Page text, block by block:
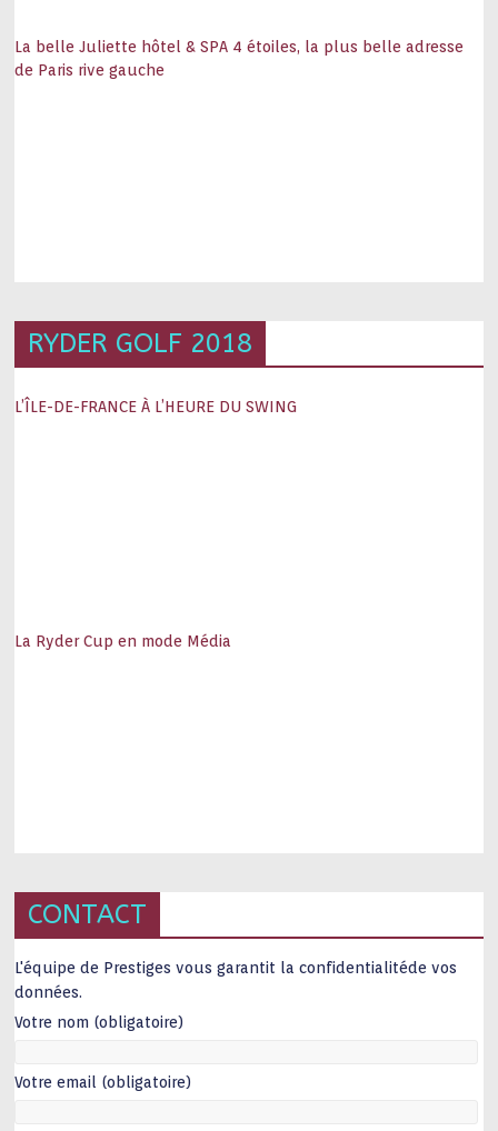
La belle Juliette hôtel & SPA 4 étoiles, la plus belle adresse
de Paris rive gauche
RYDER GOLF 2018
L’ÎLE-DE-FRANCE À L’HEURE DU SWING
La Ryder Cup en mode Média
CONTACT
L'équipe de Prestiges vous garantit la confidentialitéde vos
données.
Votre nom (obligatoire)
Votre email (obligatoire)